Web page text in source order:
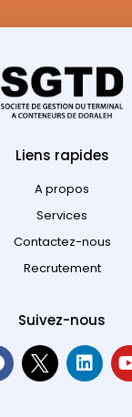
Liens rapides
A propos
Services
Contactez-nous
Recrutement
Suivez-nous